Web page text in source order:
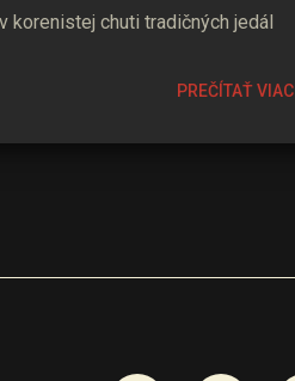
korenistej chuti tradičných jedál
PREČÍTAŤ VIAC